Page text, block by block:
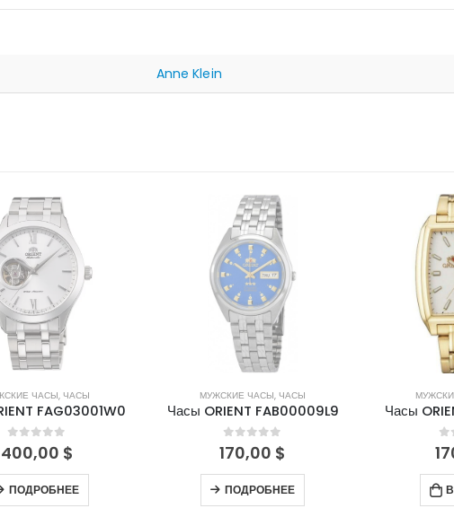
Anne Klein
В НАЛИЧИИ
ЧАСЫ, ЧАСЫ
FAB00009L9
0out of 5
170,00 $
ПОДРОБНЕЕ
МУЖСКИЕ ЧАСЫ, ЧАСЫ
Часы ORIENT FEMBD001W
0out of 5
170,00 $
В КОРЗИНУ
Часы
0